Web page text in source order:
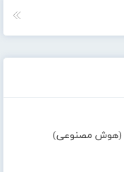
(هوش مصنوعی)